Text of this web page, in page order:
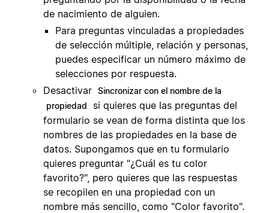
de nacimiento de alguien.
Para preguntas vinculadas a propiedades
de selección múltiple, relación y personas,
puedes especificar un número máximo de
selecciones por respuesta.
Desactivar Sincronizar con el nombre de la
propiedad
si quieres que las preguntas del
formulario se vean de forma distinta que los
nombres de las propiedades en la base de
datos. Supongamos que en tu formulario
quieres preguntar "¿Cuál es tu color
favorito?", pero quieres que las respuestas
se recopilen en una propiedad con un
nombre más sencillo, como "Color favorito".